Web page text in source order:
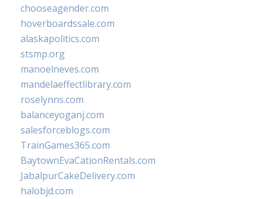
chooseagender.com
hoverboardssale.com
alaskapolitics.com
stsmp.org
manoelneves.com
mandelaeffectlibrary.com
roselynns.com
balanceyoganj.com
salesforceblogs.com
TrainGames365.com
BaytownEvaCationRentals.com
JabalpurCakeDelivery.com
halobjd.com